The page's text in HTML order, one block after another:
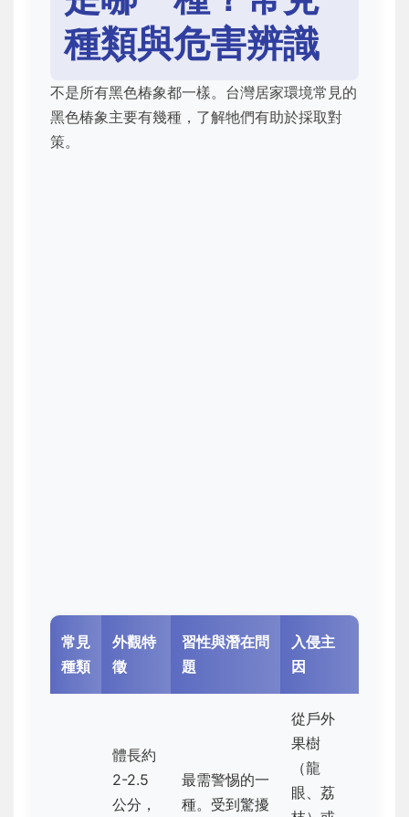
種類與危害辨識
不是所有黑色椿象都一樣。台灣居家環境常見的
黑色椿象主要有幾種，了解牠們有助於採取對
策。
常見
種類
外觀特
徵
習性與潛在問
題
入侵主
因
體長約
2-2.5
公分，
最需警惕的一
種。受到驚擾
從戶外
果樹
（龍
眼、荔